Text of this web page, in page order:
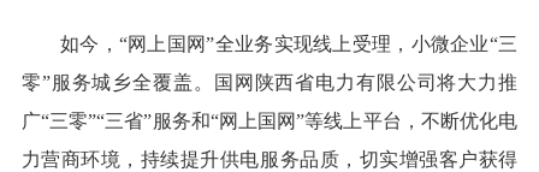
如今，“网上国网”全业务实现线上受理，小微企业“三
零”服务城乡全覆盖。国网陕西省电力有限公司将大力推
广“三零”“三省”服务和“网上国网”等线上平台，不断优化电
力营商环境，持续提升供电服务品质，切实增强客户获得